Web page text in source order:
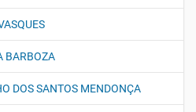
BARBOZA
DOS SANTOS MENDONÇA